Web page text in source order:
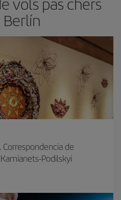
de
Podilskyi